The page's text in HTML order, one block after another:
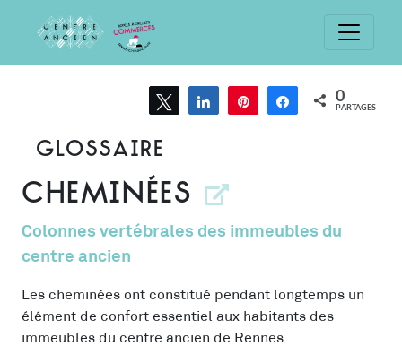
Tweetez Partagez Épingle Partagez
0
PARTAGES
GLOSSAIRE
Cheminées
Colonnes vertébrales des immeubles du
centre ancien
Les cheminées ont constitué pendant longtemps un
élément de confort essentiel aux habitants des
immeubles du centre ancien de Rennes.